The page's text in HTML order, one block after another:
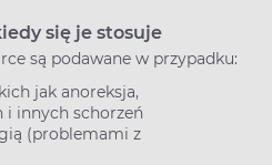
się je stosuje
są podawane w przypadku:
jak anoreksja,
innych schorzeń
(problemami z